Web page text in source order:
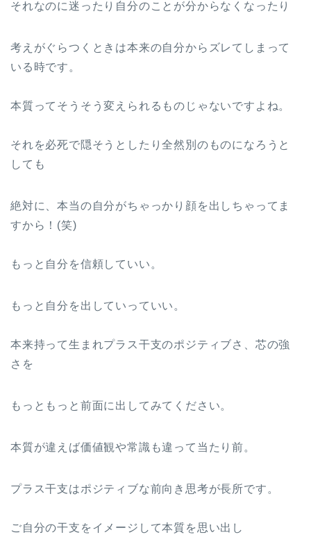
それなのに迷ったり自分のことが分からなくなったり
考えがぐらつくときは本来の自分からズレてしまって
いる時です。
本質ってそうそう変えられるものじゃないですよね。
それを必死で隠そうとしたり全然別のものになろうと
しても
絶対に、本当の自分がちゃっかり顔を出しちゃってま
すから！(笑)
もっと自分を信頼していい。
もっと自分を出していっていい。
本来持って生まれプラス干支のポジティブさ、芯の強
さを
もっともっと前面に出してみてください。
本質が違えば価値観や常識も違って当たり前。
プラス干支はポジティブな前向き思考が長所です。
ご自分の干支をイメージして本質を思い出し